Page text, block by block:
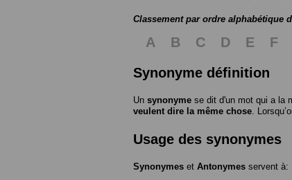
Classement par ordre alphabétique
A B C D E F
Synonyme définition
Un synonyme se dit d'un mot qui a la
veulent dire la même chose .
Usage des synonymes
Synonymes et Antonymes servent à: